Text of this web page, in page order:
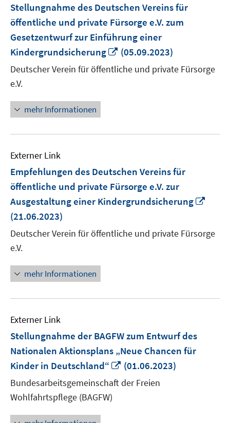
Stellungnahme des Deutschen Vereins für
öffentliche und private Fürsorge e.V. zum
Gesetzentwurf zur Einführung einer
Kindergrundsicherung
In
neuem
Fenster
(05.09.2023)
Deutscher Verein für öffentliche und private Fürsorge
e.V.
mehr Informationen
Externer Link
Empfehlungen des Deutschen Vereins für
öffentliche und private Fürsorge e.V. zur
Ausgestaltung einer Kindergrundsicherung
(21.06.2023)
Deutscher Verein für öffentliche und private Fürsorge
e.V.
mehr Informationen
Externer Link
Stellungnahme der BAGFW zum Entwurf des
Nationalen Aktionsplans „Neue Chancen für
Kinder in Deutschland“
In
neuem
Fenster
(01.06.2023)
Bundesarbeitsgemeinschaft der Freien
Wohlfahrtspflege (BAGFW)